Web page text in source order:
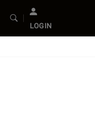
LOGIN